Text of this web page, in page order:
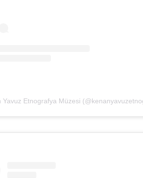
(28 Haz, 2020, 8:58öö PDT)